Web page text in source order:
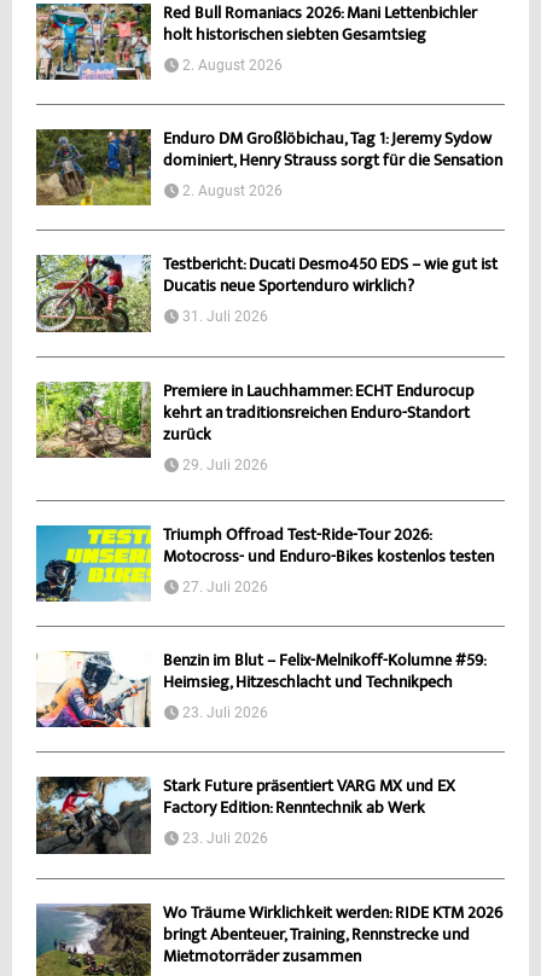
Red Bull Romaniacs 2026: Mani Lettenbichler
holt historischen siebten Gesamtsieg
2. August 2026
Enduro DM Großlöbichau, Tag 1: Jeremy Sydow
dominiert, Henry Strauss sorgt für die Sensation
2. August 2026
Testbericht: Ducati Desmo450 EDS – wie gut ist
Ducatis neue Sportenduro wirklich?
31. Juli 2026
Premiere in Lauchhammer: ECHT Endurocup
kehrt an traditionsreichen Enduro-Standort
zurück
29. Juli 2026
Triumph Offroad Test-Ride-Tour 2026:
Motocross- und Enduro-Bikes kostenlos testen
27. Juli 2026
Benzin im Blut – Felix-Melnikoff-Kolumne #59:
Heimsieg, Hitzeschlacht und Technikpech
23. Juli 2026
Stark Future präsentiert VARG MX und EX
Factory Edition: Renntechnik ab Werk
23. Juli 2026
Wo Träume Wirklichkeit werden: RIDE KTM 2026
bringt Abenteuer, Training, Rennstrecke und
Mietmotorräder zusammen